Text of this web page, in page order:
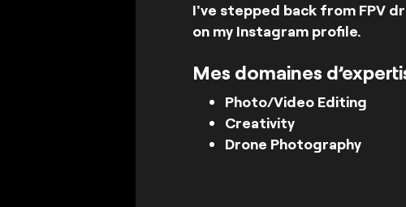
I've stepped back from FPV
on my Instagram profile.
Mes domaines
Photo/Video Editing
Creativity
Drone Photography